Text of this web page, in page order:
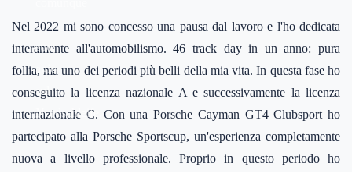
a
suo
agio
sul
Nordschleife.
Nel 2022 mi sono concesso una pausa dal lavoro e l'ho dedicata
interamente all'automobilismo. 46 track day in un anno: pura
follia, ma uno dei periodi più belli della mia vita. In questa fase ho
conseguito la licenza nazionale A e successivamente la licenza
internazionale C. Con una Porsche Cayman GT4 Clubsport ho
partecipato alla Porsche Sportscup, un'esperienza completamente
nuova a livello professionale. Proprio in questo periodo ho